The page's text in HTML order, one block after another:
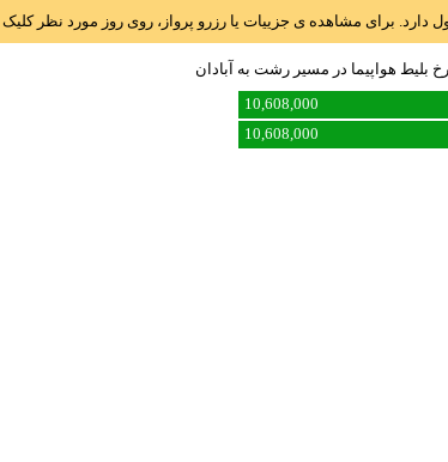
دارد. برای مشاهده ی جزییات یا رزرو پرواز، روی روز مورد نظر
بلیط هواپیما در مسیر رشت به آبادان
10,608,000
10,608,000